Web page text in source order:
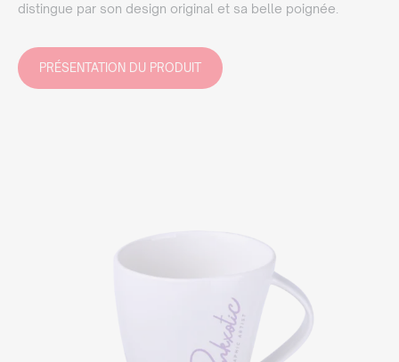
distingue par son design original et sa belle poignée.
PRÉSENTATION DU PRODUIT